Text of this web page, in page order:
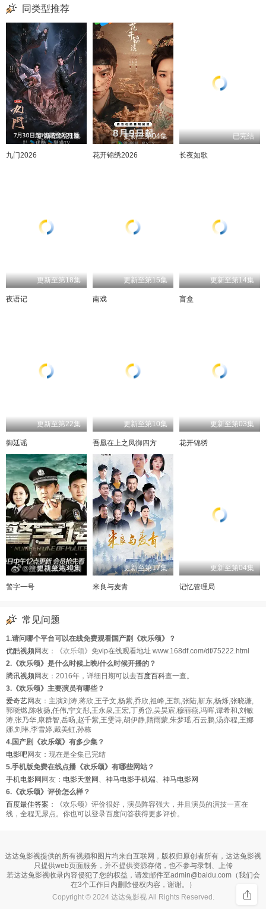
同类型推荐
更新至第21集
九门2026
更新至第04集
花开锦绣2026
已完结
长夜如歌
更新至第18集
夜语记
更新至第15集
南戏
更新至第14集
盲盒
更新至第22集
御廷谣
更新至第10集
吾凰在上之凤御四方
更新至第03集
花开锦绣
更新至第30集
警字一号
更新至第17集
米良与麦青
更新至第04集
记忆管理局
常见问题
1.请问哪个平台可以在线免费观看国产剧《欢乐颂》？
优酷视频网友：《欢乐颂》免vip在线观看地址 www.168df.com/df/75222.html
2.《欢乐颂》是什么时候上映/什么时候开播的？
腾讯视频网友：2016年，详细日期可以去百度百科查一查。
3.《欢乐颂》主要演员有哪些？
爱奇艺网友：主演刘涛,蒋欣,王子文,杨紫,乔欣,祖峰,王凯,张陆,靳东,杨烁,张晓谦,
郭晓燃,陈牧扬,任伟,宁文彤,王永泉,王宏,丁勇岱,吴昊宸,穆丽燕,冯晖,谭希和,刘敏
涛,张乃华,康群智,岳旸,赵千紫,王雯诗,胡伊静,隋雨蒙,朱梦瑶,石云鹏,汤亦程,王娜
娜,刘琳,李雪婷,戴美虹,孙栋
4.国产剧《欢乐颂》有多少集？
电影吧网友：现在是全集已完结
5.手机版免费在线点播《欢乐颂》有哪些网站？
手机电影网网友： 电影天堂网、 神马电影手机端、 神马电影网
6.《欢乐颂》评价怎么样？
百度最佳答案 ：《欢乐颂》评价很好，演员阵容强大，并且演员的演技一直在
线，全程无尿点。你也可以登录百度问答获得更多评价。
达达兔影视提供的所有视频和图片均来自互联网，版权归原创者所有，达达兔影视
只提供web页面服务，并不提供资源存储，也不参与录制、上传
若达达兔影视收录内容侵犯了您的权益，请发邮件至admin@baidu.com（我们会
在3个工作日内删除侵权内容，谢谢。）
Copyright © 2024 达达兔影视 All Rights Reserved.